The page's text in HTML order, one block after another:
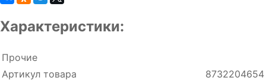
Характеристики:
Прочие
Артикул товара
8732204654